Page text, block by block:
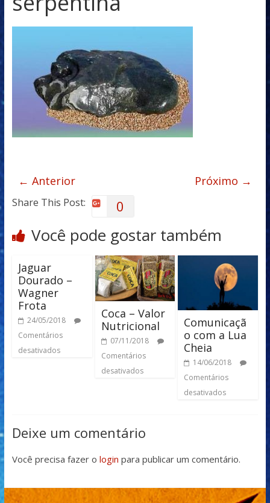
← Anterior Próximo →
Share This Post: 0
Você pode gostar também
Jaguar
Dourado –
Wagner
Frota
24/05/2018
Comentários
desativados
Coca – Valor
Nutricional
07/11/2018
Comentários
desativados
Comunicaçã
o com a Lua
Cheia
14/06/2018
Comentários
desativados
Deixe um comentário
Você precisa fazer o login para publicar um comentário.